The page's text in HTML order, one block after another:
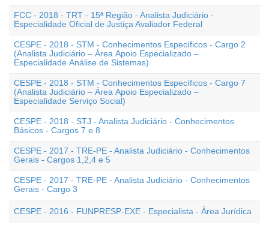
FCC - 2018 - TRT - 15ª Região - Analista Judiciário -
Especialidade Oficial de Justiça Avaliador Federal
CESPE - 2018 - STM - Conhecimentos Específicos - Cargo 2
(Analista Judiciário – Área Apoio Especializado –
Especialidade Análise de Sistemas)
CESPE - 2018 - STM - Conhecimentos Específicos - Cargo 7
(Analista Judiciário – Área Apoio Especializado –
Especialidade Serviço Social)
CESPE - 2018 - STJ - Analista Judiciário - Conhecimentos
Básicos - Cargos 7 e 8
CESPE - 2017 - TRE-PE - Analista Judiciário - Conhecimentos
Gerais - Cargos 1,2,4 e 5
CESPE - 2017 - TRE-PE - Analista Judiciário - Conhecimentos
Gerais - Cargo 3
CESPE - 2016 - FUNPRESP-EXE - Especialista - Área Jurídica